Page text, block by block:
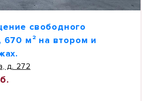
свободного
670 м² на втором и
д. 272